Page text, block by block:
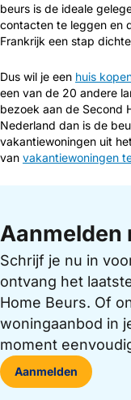
beurs is de ideale
contacten te leggen en
Frankrijk een stap
Dus wil je een huis
een van de 20 andere
bezoek aan de Second
Nederland dan is de
vakantiewoningen uit
van vakantiewoningen
Schrijf je nu in
ontvang het
Home Beurs. Of
woningaanbod in
moment
Aanmelden